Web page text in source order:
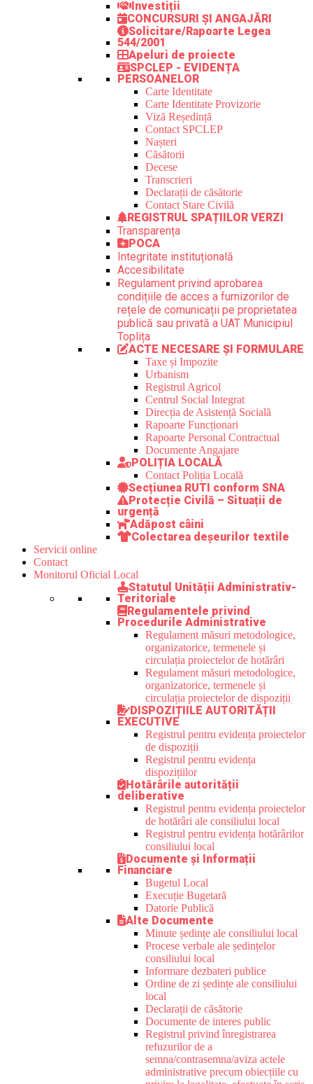
Investiții
CONCURSURI ȘI ANGAJĂRI
Solicitare/Rapoarte Legea
544/2001
Apeluri de proiecte
SPCLEP - EVIDENȚA
PERSOANELOR
Carte Identitate
Carte Identitate Provizorie
Viză Reședință
Contact SPCLEP
Nașteri
Căsătorii
Decese
Transcrieri
Declarații de căsătorie
Contact Stare Civilă
REGISTRUL SPAȚIILOR VERZI
Transparența
POCA
Integritate instituțională
Accesibilitate
Regulament privind aprobarea
condițiile de acces a furnizorilor de
rețele de comunicații pe proprietatea
publică sau privată a UAT Municipiul
Toplița
ACTE NECESARE ȘI FORMULARE
Taxe și Impozite
Urbanism
Registrul Agricol
Centrul Social Integrat
Direcția de Asistență Socială
Rapoarte Funcționari
Rapoarte Personal Contractual
Documente Angajare
POLIȚIA LOCALĂ
Contact Poliția Locală
Secțiunea RUTI conform SNA
Protecție Civilă – Situații de
urgență
Adăpost câini
Colectarea deșeurilor textile
Servicii online
Contact
Monitorul Oficial Local
Statutul Unității Administrativ-
Teritoriale
Regulamentele privind
Procedurile Administrative
Regulament măsuri metodologice,
organizatorice, termenele și
circulația proiectelor de hotărâri
Regulament măsuri metodologice,
organizatorice, termenele și
circulația proiectelor de dispoziții
DISPOZIȚIILE AUTORITĂȚII
EXECUTIVE
Registrul pentru evidența proiectelor
de dispoziții
Registrul pentru evidența
dispozițiilor
Hotărârile autorității
deliberative
Registrul pentru evidența proiectelor
de hotărâri ale consiliului local
Registrul pentru evidența hotărârilor
consiliului local
Documente și Informații
Financiare
Bugetul Local
Execuție Bugetară
Datorie Publică
Alte Documente
Minute ședințe ale consiliului local
Procese verbale ale ședințelor
consiliului local
Informare dezbateri publice
Ordine de zi ședințe ale consiliului
local
Declarații de căsătorie
Documente de interes public
Registrul privind înregistrarea
refuzurilor de a
semna/contrasemna/aviza actele
administrative precum obiecțiile cu